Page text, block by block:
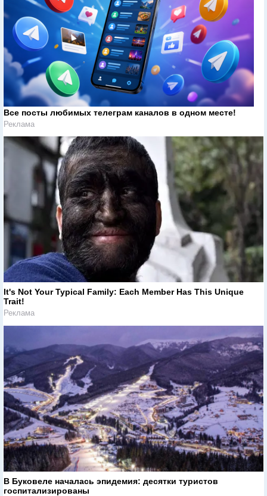
Все посты любимых телеграм каналов в одном месте!
Реклама
It's Not Your Typical Family: Each Member Has This Unique
Trait!
Реклама
В Буковеле началась эпидемия: десятки туристов
госпитализированы